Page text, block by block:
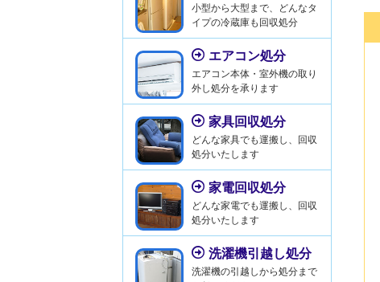
小型から大型まで、どんなタ
イプの冷蔵庫も回収処分
エアコン処分
エアコン本体・室外機の取り
外し処分を承ります
家具回収処分
どんな家具でも運搬し、回収
処分いたします
家電回収処分
どんな家電でも運搬し、回収
処分いたします
洗濯機引越し処分
洗濯機の引越しから処分まで